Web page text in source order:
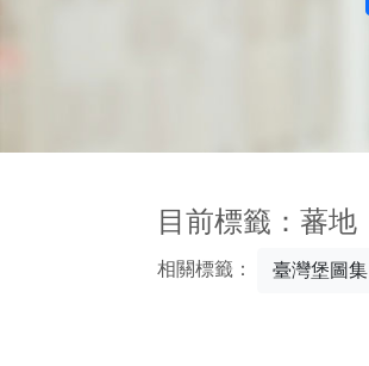
目前標籤：蕃地
相關標籤： 臺灣堡圖集